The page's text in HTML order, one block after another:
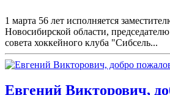
1 марта 56 лет исполняется
Новосибирской области,
совета хоккейного клуба "Сибсель...
Евгений Викторович,